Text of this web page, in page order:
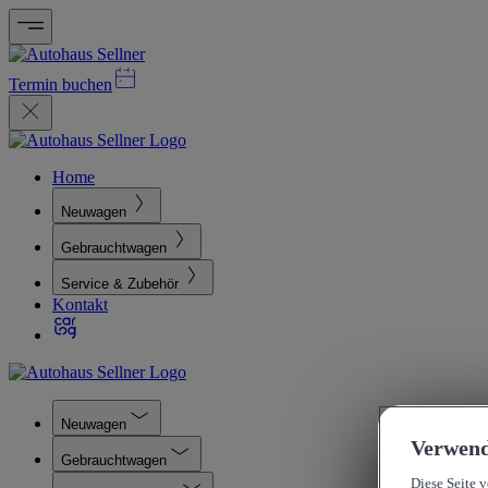
Termin buchen
Home
Neuwagen
Gebrauchtwagen
Service & Zubehör
Kontakt
Neuwagen
Gebrauchtwagen
Diese Seite